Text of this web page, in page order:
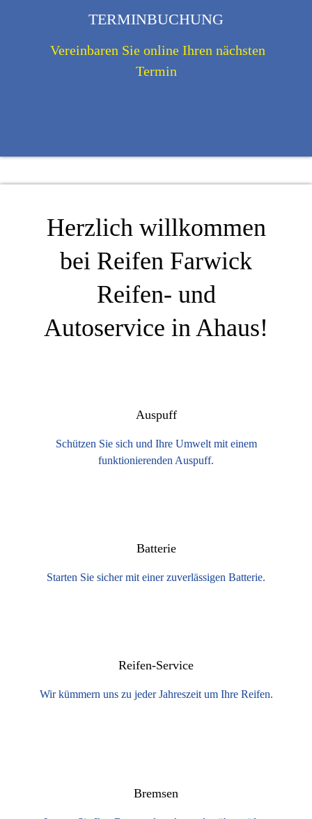
TERMINBUCHUNG
Vereinbaren Sie online Ihren nächsten
Termin
Herzlich willkommen
bei Reifen Farwick
Reifen- und
Autoservice in Ahaus!
Auspuff
Schützen Sie sich und Ihre Umwelt mit einem
funktionierenden Auspuff.
Batterie
Starten Sie sicher mit einer zuverlässigen Batterie.
Reifen-Service
Wir kümmern uns zu jeder Jahreszeit um Ihre Reifen.
Bremsen